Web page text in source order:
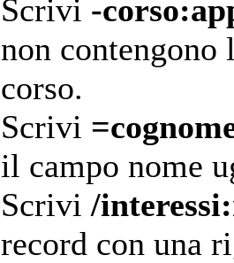
Scrivi -
non contengono
corso.
Scrivi
il campo nome
Scrivi /
record con una